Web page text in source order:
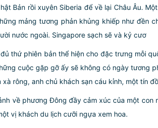
Bản rồi xuyên Siberia để về lại Châu Âu.
mảng tương phản khủng khiếp như đền
nước ngoài. Singapore sạch sẽ và kỷ cươ
thứ phiên bản thể hiện cho đặc trưng mỗi
cuộc gặp gỡ ấy sẽ không có ngày tương
rông, anh chủ khách sạn cáu kỉnh, một tín
về phương Đông đầy cảm xúc của một con
vị khách du lịch cưỡi ngựa xem hoa.